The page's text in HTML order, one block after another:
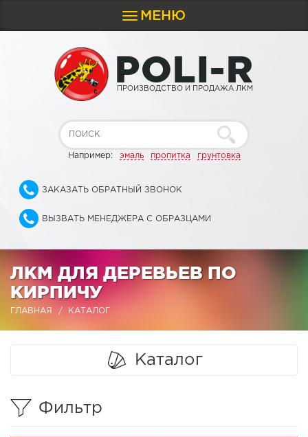
Toggle
navigation
МЕНЮ
POLI-R
ПРОИЗВОДСТВО И ПРОДАЖА ЛКМ
Например: эмаль пропитка грунтовка
ЗАКАЗАТЬ ОБРАТНЫЙ ЗВОНОК
ВЫЗВАТЬ МЕНЕДЖЕРА С ОБРАЗЦАМИ
ЛКМ ДЛЯ ДЕРЕВЬЕВ ПО
КИРПИЧУ
ГЛАВНАЯ КАТАЛОГ
Каталог
Фильтр